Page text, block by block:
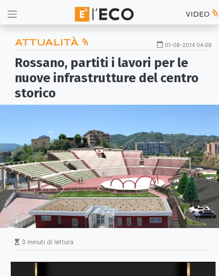
VIDEO
ATTUALITÀ 01-08-2014 04:08
Rossano, partiti i lavori per le
nuove infrastrutture del centro
storico
3 minuti di lettura